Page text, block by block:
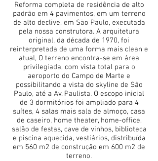
Reforma completa de residência de alto
padrão em 4 pavimentos, em um terreno
de alto declive, em São Paulo, executada
pela nossa construtora. A arquitetura
original, da década de 1970, foi
reinterpretada de uma forma mais clean e
atual, O terreno encontra-se em área
privilegiada, com vista total para o
aeroporto do Campo de Marte e
possibilitando a vista do skyline de São
Paulo, até a Av. Paulista. O escopo inicial
de 3 dormitórios foi ampliado para 4
suítes, 4 salas mais sala de almoço, casa
de caseiro, home theater, home-office,
salão de festas, cave de vinhos, biblioteca
e piscina aquecida, vestiários, distribuída
em 560 m2 de construção em 600 m2 de
terreno.